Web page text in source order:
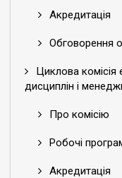
Акредитація
Обговорення
Циклова комісія
дисциплін і
Про комісію
Робочі
Акредитація